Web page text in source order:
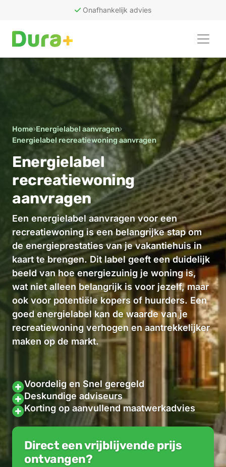
Onafhankelijk advies50
Home›Energielabel aanvragen›
Energielabel recreatiewoning aanvragen
Energielabel
recreatiewoning
aanvragen
Een energielabel aanvragen voor een
recreatiewoning is een belangrijke stap om
de energieprestaties van je vakantiehuis in
kaart te brengen. Dit label geeft een duidelijk
beeld van hoe energiezuinig je woning is,
wat niet alleen belangrijk is voor jezelf, maar
ook voor potentiële kopers of huurders. Een
goed energielabel kan de waarde van je
recreatiewoning verhogen en aantrekkelijker
maken op de markt.
Voordelig en Snel geregeld
Deskundige adviseurs
Korting op aanvullend maatwerkadvies
Direct een vrijblijvende prijs
ontvangen?